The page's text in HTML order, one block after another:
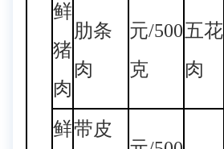
鲜
猪
肉
肋条
肉
元/500
克
五花
肉
鲜带皮